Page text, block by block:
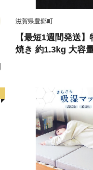
滋賀県豊郷町
【最短1週間発送
焼き 約1.3kg 大容
お肉 牛 和牛 牛肉
ス モモ すきやき
き用 肉 和牛 日本
牛 滋賀県 豊郷町